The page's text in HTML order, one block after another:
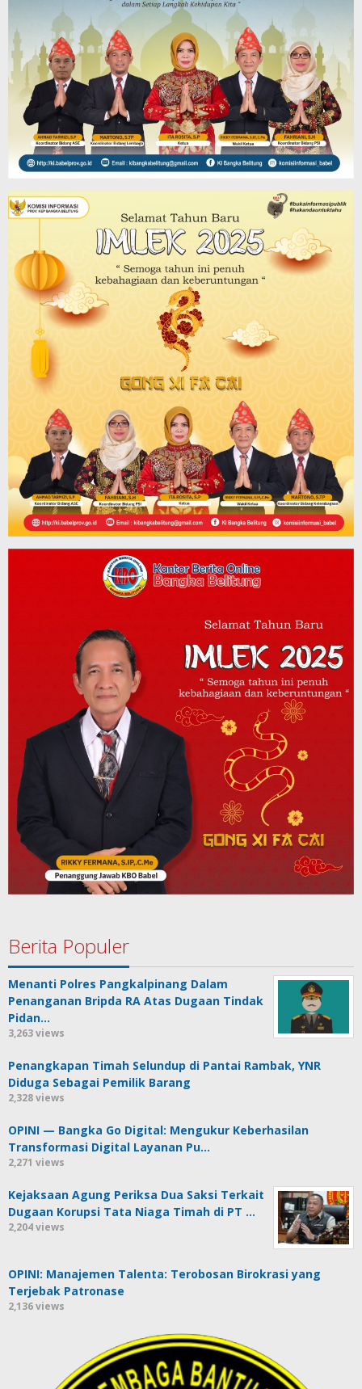
Berita Populer
Menanti Polres Pangkalpinang Dalam
Penanganan Bripda RA Atas Dugaan Tindak
Pidan…
3,263 views
Penangkapan Timah Selundup di Pantai Rambak, YNR
Diduga Sebagai Pemilik Barang
2,328 views
OPINI — Bangka Go Digital: Mengukur Keberhasilan
Transformasi Digital Layanan Pu…
2,271 views
Kejaksaan Agung Periksa Dua Saksi Terkait
Dugaan Korupsi Tata Niaga Timah di PT …
2,204 views
OPINI: Manajemen Talenta: Terobosan Birokrasi yang
Terjebak Patronase
2,136 views